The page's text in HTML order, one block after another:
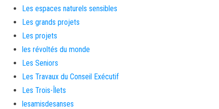
Les espaces naturels sensibles
Les grands projets
Les projets
les révoltés du monde
Les Seniors
Les Travaux du Conseil Exécutif
Les Trois-Îlets
lesamisdesanses